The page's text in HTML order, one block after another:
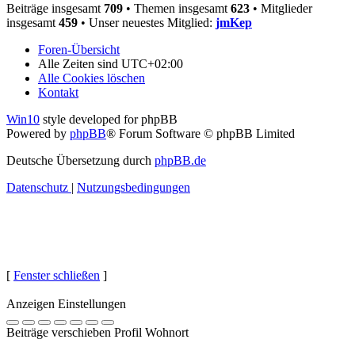
Beiträge insgesamt 709 • Themen insgesamt 623 • Mitglieder
insgesamt 459 • Unser neuestes Mitglied: jmKep
Foren-Übersicht
Alle Zeiten sind UTC+02:00
Alle Cookies löschen
Kontakt
Win10 style developed for phpBB
Powered by phpBB® Forum Software © phpBB Limited
Deutsche Übersetzung durch phpBB.de
Datenschutz | Nutzungsbedingungen
[ Fenster schließen ]
Anzeigen Einstellungen
Beiträge verschieben Profil Wohnort